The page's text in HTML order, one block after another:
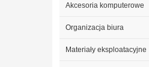
Akcesoria komputerowe
Organizacja biura
Materiały eksploatacyjne